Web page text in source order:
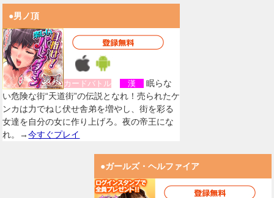
●男ノ頂
カードバトル 漢
眠らな
い危険な街“天道街”の伝説となれ！売られたケ
ンカは力でねじ伏せ舎弟を増やし、街を彩る
女達を自分の女に作り上げろ。夜の帝王にな
れ。→今すぐプレイ
●ガールズ・ヘルファイア